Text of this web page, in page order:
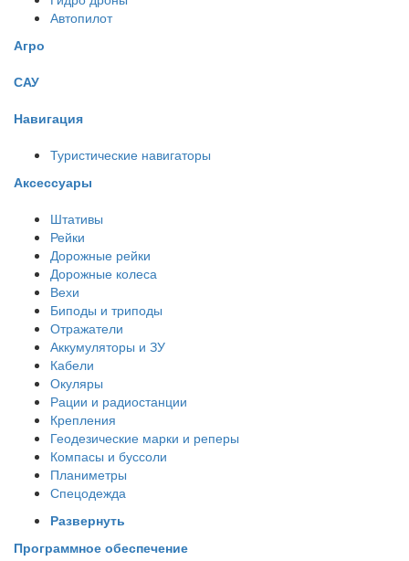
Автопилот
Агро
САУ
Навигация
Туристические навигаторы
Аксессуары
Штативы
Рейки
Дорожные рейки
Дорожные колеса
Вехи
Биподы и триподы
Отражатели
Аккумуляторы и ЗУ
Кабели
Окуляры
Рации и радиостанции
Крепления
Геодезические марки и реперы
Компасы и буссоли
Планиметры
Спецодежда
Развернуть
Программное обеспечение